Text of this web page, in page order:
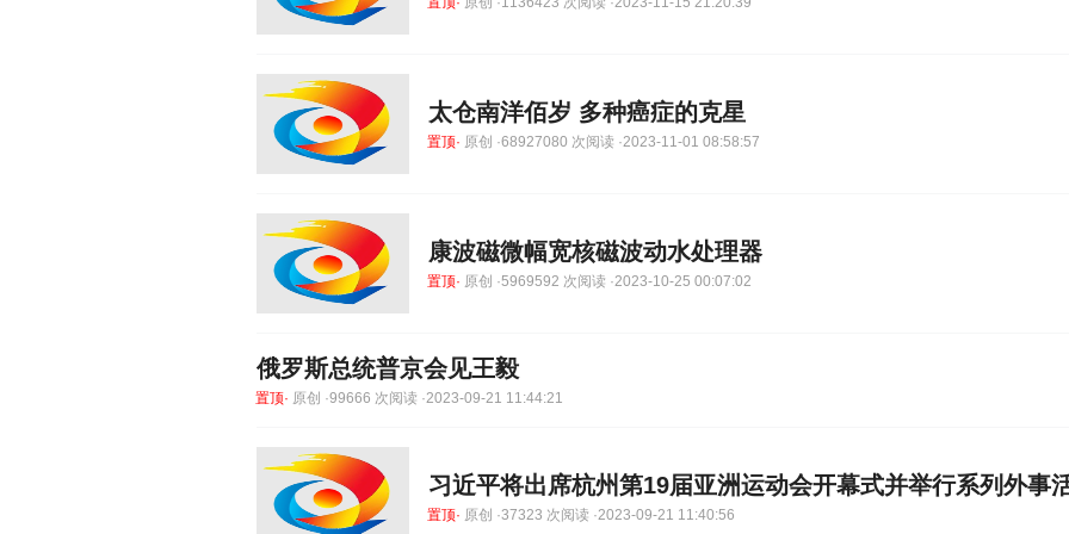
太仓南洋佰岁 多种癌症的克星
置顶· 原创 ·68927080 次阅读 ·2023-11-01 08:58:57
康波磁微幅宽核磁波动水处理器
置顶· 原创 ·5969592 次阅读 ·2023-10-25 00:07:02
俄罗斯总统普京会见王毅
置顶· 原创 ·99666 次阅读 ·2023-09-21 11:44:21
习近平将出席杭州第19届亚洲运动会开幕式并举行系列外事
置顶· 原创 ·37323 次阅读 ·2023-09-21 11:40:56